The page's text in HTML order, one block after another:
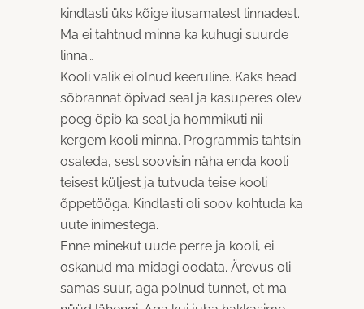
kindlasti üks kõige ilusamatest linnadest.
Ma ei tahtnud minna ka kuhugi suurde
linna…
Kooli valik ei olnud keeruline. Kaks head
sõbrannat õpivad seal ja kasuperes olev
poeg õpib ka seal ja hommikuti nii
kergem kooli minna. Programmis tahtsin
osaleda, sest soovisin näha enda kooli
teisest küljest ja tutvuda teise kooli
õppetööga. Kindlasti oli soov kohtuda ka
uute inimestega.
Enne minekut uude perre ja kooli, ei
oskanud ma midagi oodata. Ärevus oli
samas suur, aga polnud tunnet, et ma